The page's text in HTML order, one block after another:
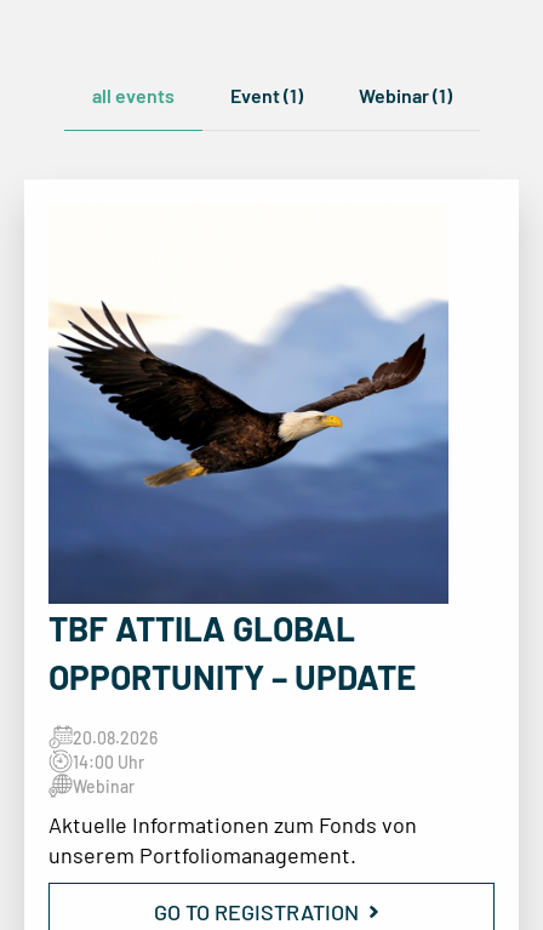
all events Event(1) Webinar(1)
TBF ATTILA GLOBAL
OPPORTUNITY – UPDATE
20.08.2026
14:00 Uhr
Webinar
Aktuelle Informationen zum Fonds von
unserem Portfoliomanagement.
GO TO REGISTRATION